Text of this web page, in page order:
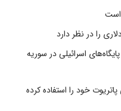
است
اسرائیلی در سوریه
موشک‌های پاتریوت خود را استفاده کرده